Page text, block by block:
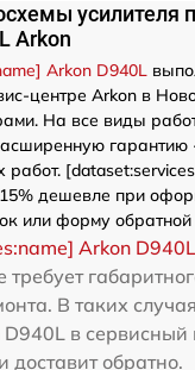
усилителя
Arkon
Arkon D940L
центре Arkon в
На все виды
работ.
дешевле при
или форму обратной
Arkon D940L
требует
В таких
D940L в сервисный
доставит обратно.